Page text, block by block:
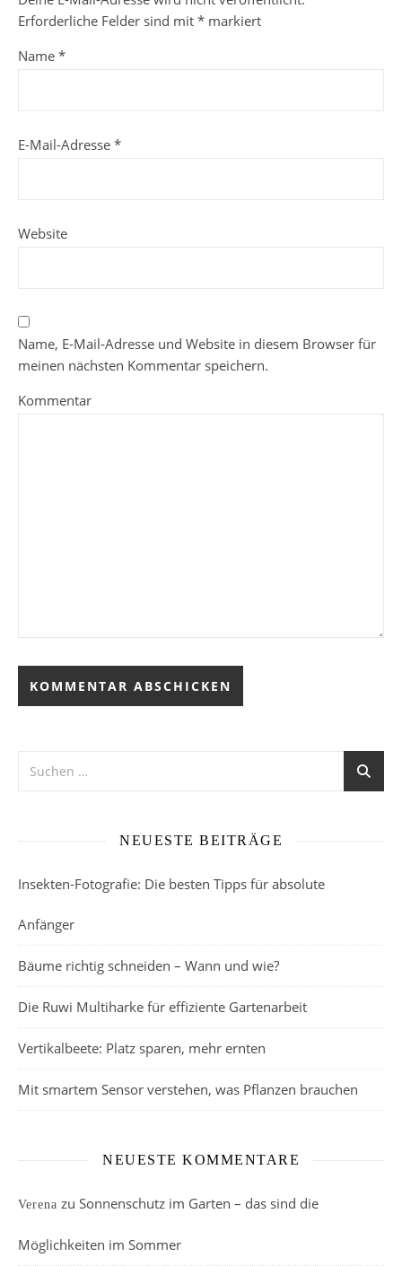
Erforderliche Felder sind mit * markiert
Name *
E-Mail-Adresse *
Website
Name, E-Mail-Adresse und Website in diesem Browser für
meinen nächsten Kommentar speichern.
Kommentar
NEUESTE BEITRÄGE
Insekten-Fotografie: Die besten Tipps für absolute
Anfänger
Bäume richtig schneiden – Wann und wie?
Die Ruwi Multiharke für effiziente Gartenarbeit
Vertikalbeete: Platz sparen, mehr ernten
Mit smartem Sensor verstehen, was Pflanzen brauchen
NEUESTE KOMMENTARE
Verena zu Sonnenschutz im Garten – das sind die
Möglichkeiten im Sommer